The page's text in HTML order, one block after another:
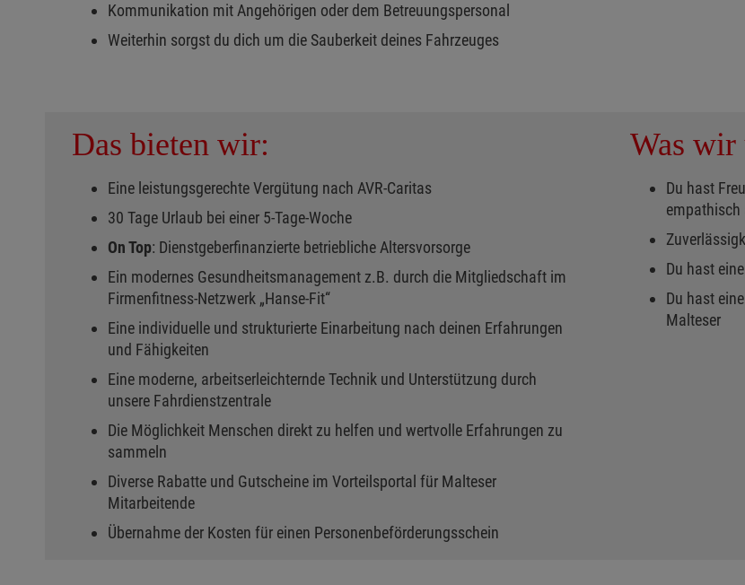
Kommunikation mit Angehörigen oder dem Betreuungspersonal
Weiterhin sorgst du dich um die Sauberkeit deines Fahrzeuges
Das bieten wir:
Eine leistungsgerechte Vergütung nach AVR-Caritas
30 Tage Urlaub bei einer 5-Tage-Woche
On Top: Dienstgeberfinanzierte betriebliche Altersvorsorge
Ein modernes Gesundheitsmanagement z.B. durch die Mitgliedschaft im
Firmenfitness-Netzwerk „Hanse-Fit“
Eine individuelle und strukturierte Einarbeitung nach deinen Erfahrungen
und Fähigkeiten
Eine moderne, arbeitserleichternde Technik und Unterstützung durch
unsere Fahrdienstzentrale
Die Möglichkeit Menschen direkt zu helfen und wertvolle Erfahrungen zu
sammeln
Diverse Rabatte und Gutscheine im Vorteilsportal für Malteser
Mitarbeitende
Übernahme der Kosten für einen Personenbeförderungsschein
Was wir
Du hast
empathisch
Du hast
Du hast
Malteser